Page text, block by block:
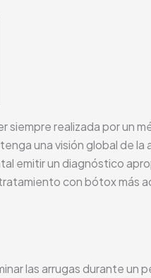
siempre realizada por un
una visión global de la
emitir un diagnóstico
con bótox más
las arrugas durante